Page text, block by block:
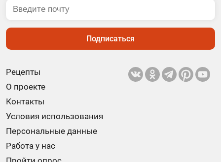
Рецепты
О проекте
Контакты
Условия использования
Персональные данные
Работа у нас
Подписаться